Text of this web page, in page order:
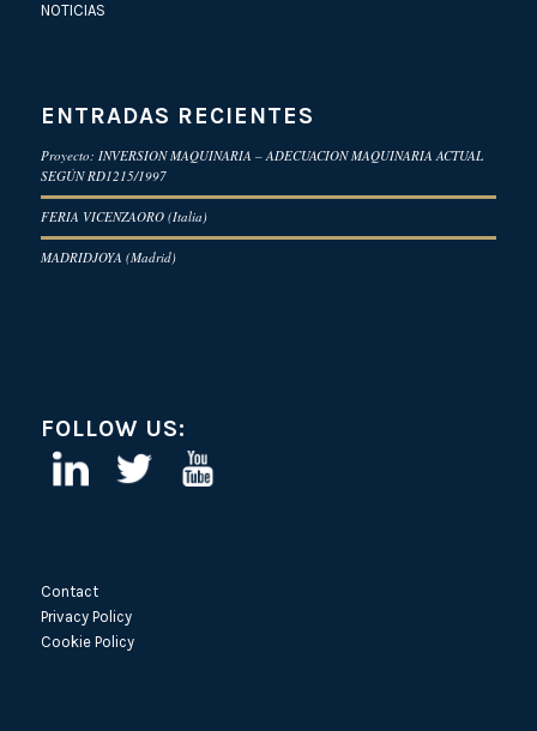
NOTICIAS
ENTRADAS RECIENTES
Proyecto: INVERSION MAQUINARIA – ADECUACION MAQUINARIA ACTUAL
SEGÚN RD1215/1997
FERIA VICENZAORO (Italia)
MADRIDJOYA (Madrid)
FOLLOW US:
Contact
Privacy Policy
Cookie Policy